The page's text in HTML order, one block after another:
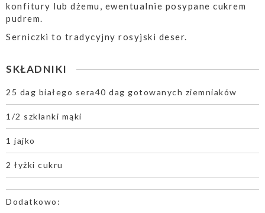
konfitury lub dżemu, ewentualnie posypane cukrem
pudrem.
Serniczki to tradycyjny rosyjski deser.
SKŁADNIKI
25 dag białego sera40 dag gotowanych ziemniaków
1/2 szklanki mąki
1 jajko
2 łyżki cukru
Dodatkowo: